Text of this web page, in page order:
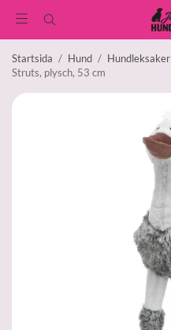
Startsida / Hund / Hundleksaker
Struts, plysch, 53 cm